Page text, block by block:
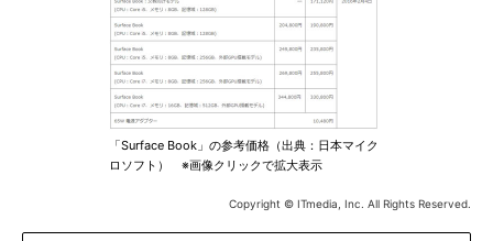
「Surface Book」の参考価格（出典：日本マイク
ロソフト） ※画像クリックで拡大表示
Copyright © ITmedia, Inc. All Rights Reserved.